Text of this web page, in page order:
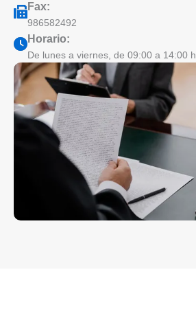
Fax:
986582492
Horario:
De lunes a viernes, de 09:00 a 14:00 h.